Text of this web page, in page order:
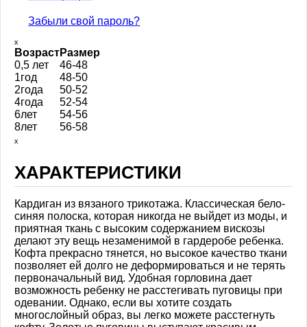
Забыли свой пароль?
ₓ
ВозрастРазмер
0,5 лет
46-48
1год
48-50
2года
50-52
4года
52-54
6лет
54-56
8лет
56-58
ₓ
ХАРАКТЕРИСТИКИ
Кардиган из вязаного трикотажа. Классическая бело-
синяя полоска, которая никогда не выйдет из моды, и
приятная ткань с высоким содержанием вискозы
делают эту вещь незаменимой в гардеробе ребенка.
Кофта прекрасно тянется, но высокое качество ткани
позволяет ей долго не деформироваться и не терять
первоначальный вид. Удобная горловина дает
возможность ребенку не расстегивать пуговицы при
одевании. Однако, если вы хотите создать
многослойный образ, вы легко можете расстегнуть